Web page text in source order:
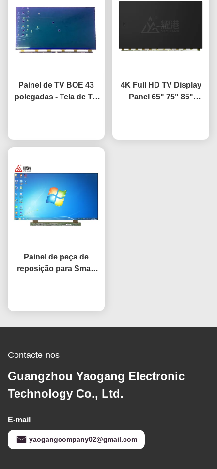
Painel de TV BOE 43
polegadas - Tela de TV
4K Full HD TV Display
Panel 65" 75" 85"
Painel de peça de
reposição para Smart
Contacte-nos
Guangzhou Yaogang Electronic
Technology Co., Ltd.
E-mail
yaogangcompany02@gmail.com